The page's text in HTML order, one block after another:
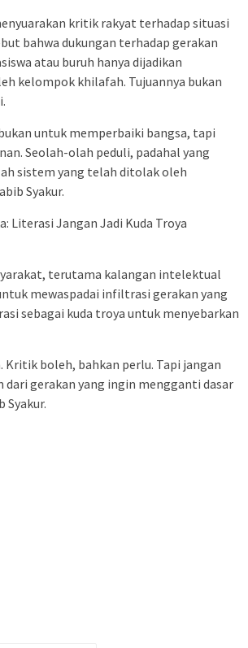
kritik rakyat terhadap situasi
bahwa dukungan terhadap gerakan
atau buruh hanya dijadikan
kelompok khilafah. Tujuannya bukan
untuk memperbaiki bangsa, tapi
Seolah-olah peduli, padahal yang
sistem yang telah ditolak oleh
Syakur.
Literasi Jangan Jadi Kuda Troya
terutama kalangan intelektual
mewaspadai infiltrasi gerakan yang
sebagai kuda troya untuk menyebarkan
Kritik boleh, bahkan perlu. Tapi jangan
dari gerakan yang ingin mengganti dasar
Syakur.